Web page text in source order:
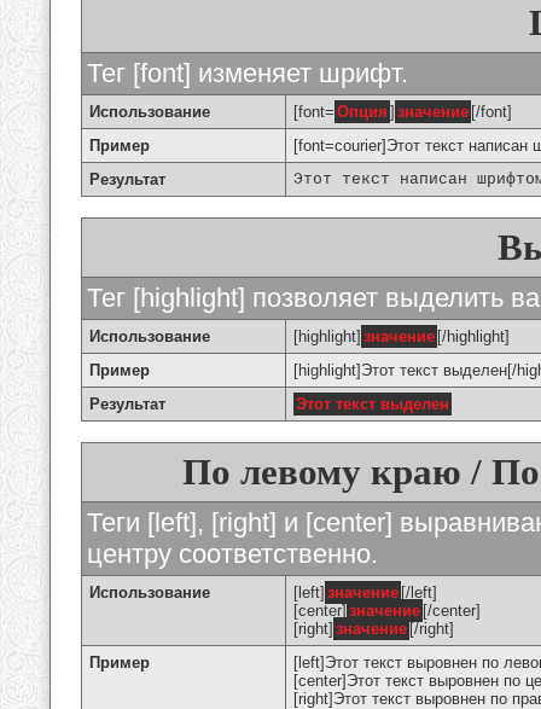
Тег [font] изменяет шрифт.
Использование [font= Опция ] значение [/font]
Пример
[font=courier]Этот текст
Результат
Этот текст написан
Тег [highlight] позволяет выделить
Использование [highlight] значение [/highlight]
Пример
[highlight]Этот текст выделен[/
Результат
Этот текст выделен
По левому краю /
Теги [left], [right] и [center]
центру соответственно.
Использование [left] значение [/left]
[center] значение [/center]
[right] значение [/right]
Пример
[left]Этот текст выровнен по
[center]Этот текст выровнен по
[right]Этот текст выровнен по